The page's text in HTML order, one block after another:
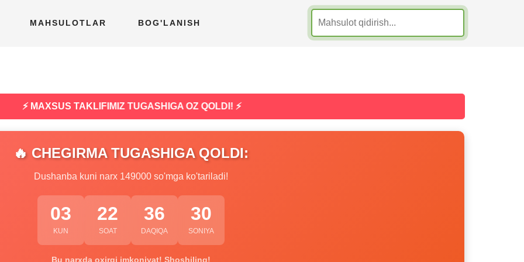
MAHSULOTLAR BOG'LANISH
⚡ MAXSUS TAKLIFIMIZ TUGASHIGA OZ QOLDI! ⚡
🔥 CHEGIRMA TUGASHIGA QOLDI:
Dushanba kuni narx 149000 so'mga ko'tariladi!
03
KUN
22
SOAT
36
DAQIQA
29
SONIYA
Bu narxda oxirgi imkoniyat! Shoshiling!